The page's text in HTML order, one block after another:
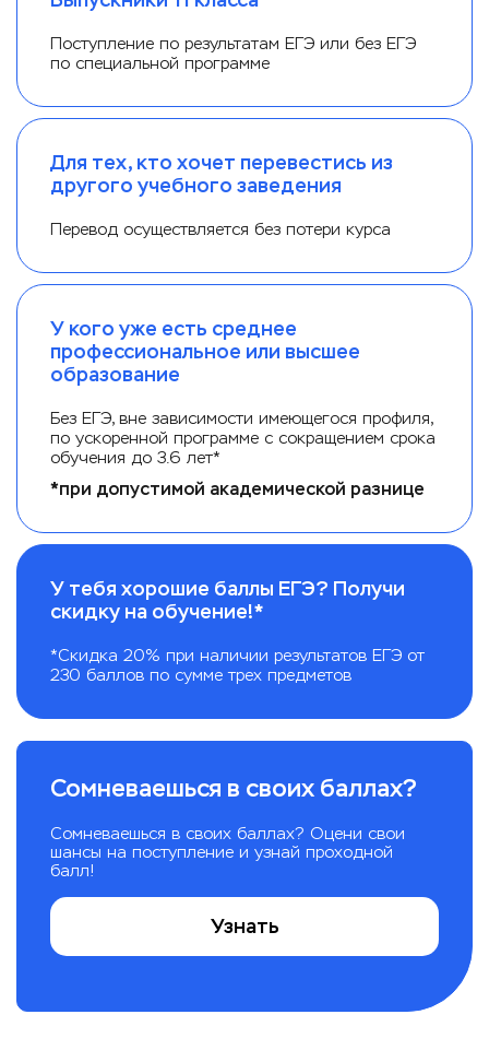
Поступление по результатам ЕГЭ или без ЕГЭ
по специальной программе
Для тех, кто хочет перевестись из
другого учебного заведения
Перевод осуществляется без потери курса
У кого уже есть среднее
профессиональное или высшее
образование
Без ЕГЭ, вне зависимости имеющегося профиля,
по ускоренной программе с сокращением срока
обучения до 3.6 лет*
*при допустимой академической разнице
У тебя хорошие баллы ЕГЭ? Получи
скидку на обучение!*
*Скидка 20% при наличии результатов ЕГЭ от
230 баллов по сумме трех предметов
Сомневаешься в своих баллах?
Сомневаешься в своих баллах? Оцени свои
шансы на поступление и узнай проходной
балл!
Узнать